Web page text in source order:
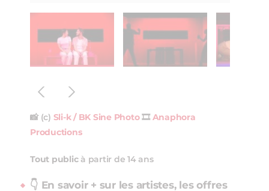
📸 (c) Sli-k / BK Sine Photo🎞️ Anaphora
Productions
Tout publicà partir de 14 ans
👇 En savoir + sur les artistes, les offres